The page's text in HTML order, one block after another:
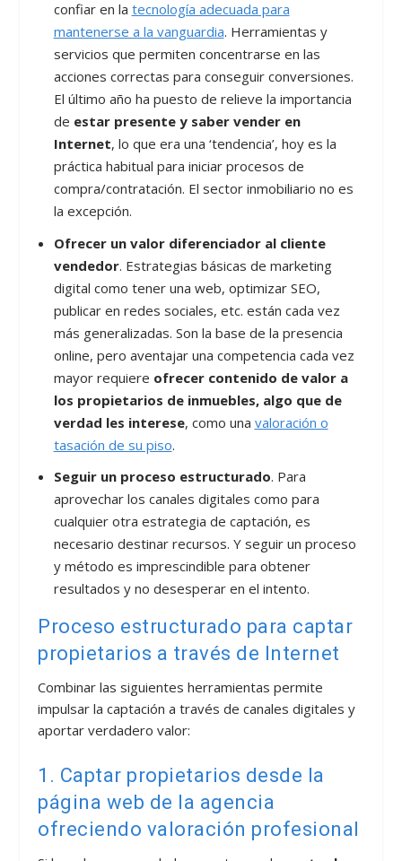
confiar en la tecnología adecuada para
mantenerse a la vanguardia. Herramientas y
servicios que permiten concentrarse en las
acciones correctas para conseguir conversiones.
El último año ha puesto de relieve la importancia
de estar presente y saber vender en
Internet, lo que era una ‘tendencia’, hoy es la
práctica habitual para iniciar procesos de
compra/contratación. El sector inmobiliario no es
la excepción.
Ofrecer un valor diferenciador al cliente
vendedor. Estrategias básicas de marketing
digital como tener una web, optimizar SEO,
publicar en redes sociales, etc. están cada vez
más generalizadas. Son la base de la presencia
online, pero aventajar una competencia cada vez
mayor requiere ofrecer contenido de valor a
los propietarios de inmuebles, algo que de
verdad les interese, como una valoración o
tasación de su piso.
Seguir un proceso estructurado. Para
aprovechar los canales digitales como para
cualquier otra estrategia de captación, es
necesario destinar recursos. Y seguir un proceso
y método es imprescindible para obtener
resultados y no desesperar en el intento.
Proceso estructurado para captar
propietarios a través de Internet
Combinar las siguientes herramientas permite
impulsar la captación a través de canales digitales y
aportar verdadero valor:
1. Captar propietarios desde la
página web de la agencia
ofreciendo valoración profesional